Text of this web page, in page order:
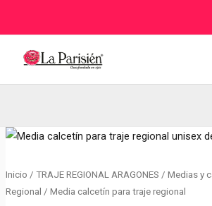
Inicio / TRAJE REGIONAL ARAGONES / Medias y
Regional / Media calcetín para traje regional